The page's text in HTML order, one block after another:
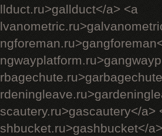
a> <a
a>